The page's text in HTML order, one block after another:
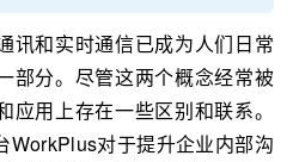
讯和实时通信已成为人们日常
部分。尽管这两个概念经常被
用上存在一些区别和联系。
WorkPlus对于提升企业内部沟